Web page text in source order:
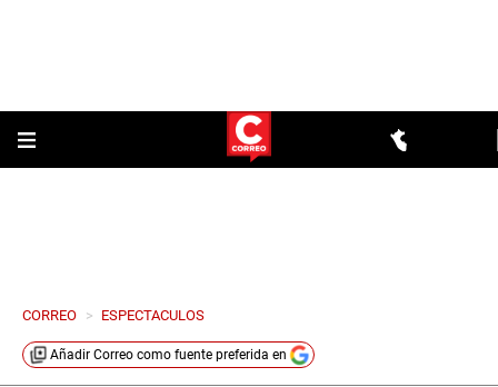
CORREO > ESPECTACULOS
Añadir Correo como fuente preferida en